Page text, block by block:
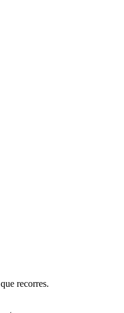
recorres.